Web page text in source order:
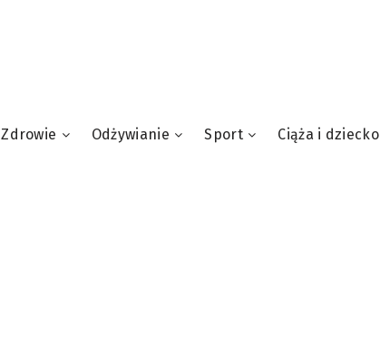
Zdrowie Odżywianie Sport Ciąża i dziecko